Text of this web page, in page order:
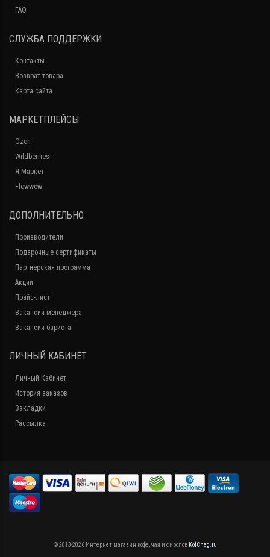
FAQ
СЛУЖБА ПОДДЕРЖКИ
Контакты
Возврат товара
Карта сайта
МАРКЕТПЛЕЙСЫ
Ozon
Wildberries
Я.Маркет
Flowwow
ДОПОЛНИТЕЛЬНО
Производители
Подарочные сертификаты
Партнерская программа
Акции
Прайс-лист
Вакансия менеджера
Вакансия бариста
ЛИЧНЫЙ КАБИНЕТ
Личный Кабинет
История заказов
Закладки
Рассылка
© 2013-2026 Интернет магазин кофе, чая и сиропов KofCheg.ru